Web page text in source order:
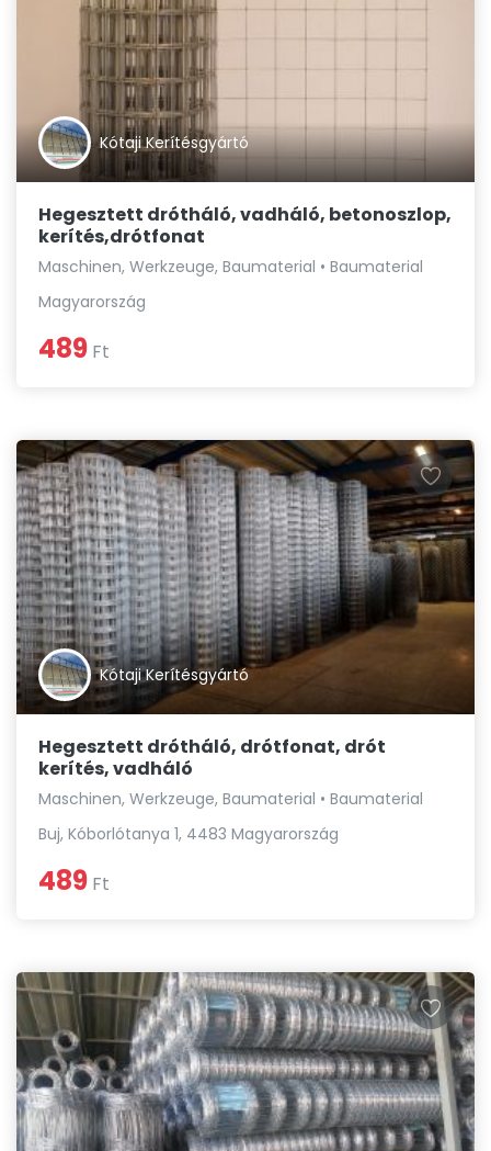
Kótaji Kerítésgyártó
Hegesztett drótháló, vadháló, betonoszlop,
kerítés,drótfonat
Maschinen, Werkzeuge, Baumaterial • Baumaterial
Magyarország
489 Ft
Kótaji Kerítésgyártó
Hegesztett drótháló, drótfonat, drót
kerítés, vadháló
Maschinen, Werkzeuge, Baumaterial • Baumaterial
Buj, Kóborlótanya 1, 4483 Magyarország
489 Ft